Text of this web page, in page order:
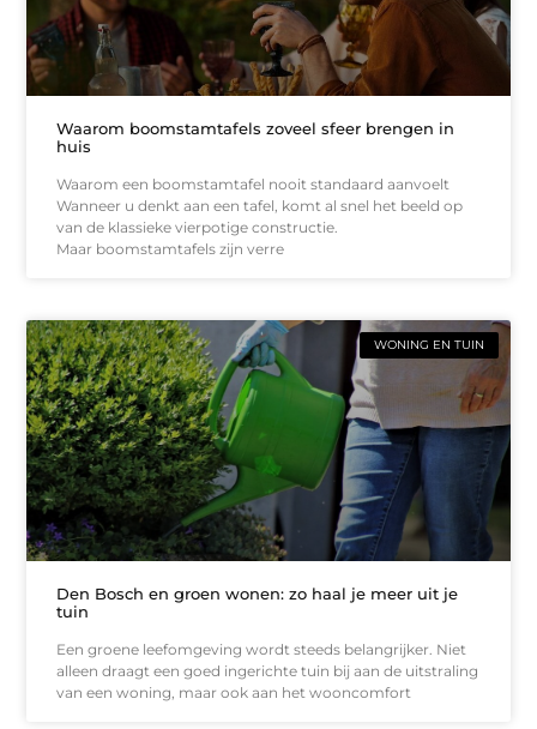
Waarom boomstamtafels zoveel sfeer brengen in
huis
Waarom een boomstamtafel nooit standaard aanvoelt
Wanneer u denkt aan een tafel, komt al snel het beeld op
van de klassieke vierpotige constructie.
Maar boomstamtafels zijn verre
WONING EN TUIN
Den Bosch en groen wonen: zo haal je meer uit je
tuin
Een groene leefomgeving wordt steeds belangrijker. Niet
alleen draagt een goed ingerichte tuin bij aan de uitstraling
van een woning, maar ook aan het wooncomfort